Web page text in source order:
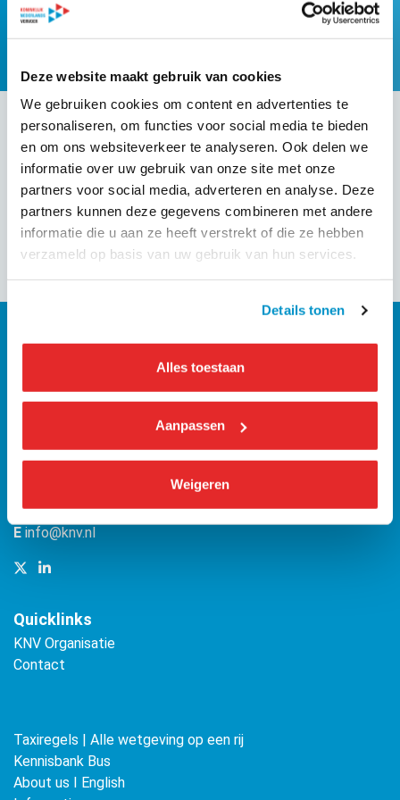
Deze website maakt gebruik van cookies
We gebruiken cookies om content en advertenties te
personaliseren, om functies voor social media te bieden
en om ons websiteverkeer te analyseren. Ook delen we
informatie over uw gebruik van onze site met onze
partners voor social media, adverteren en analyse. Deze
partners kunnen deze gegevens combineren met andere
informatie die u aan ze heeft verstrekt of die ze hebben
verzameld op basis van uw gebruik van hun services.
Details tonen
Alles toestaan
Aanpassen
Weigeren
KNV
Bezuidenhoutseweg 12
(Malietoren)
T070 349 09 21
E info@knv.nl
Quicklinks
KNV Organisatie
Contact
Taxiregels | Alle wetgeving op een rij
Kennisbank Bus
About us ǀ English